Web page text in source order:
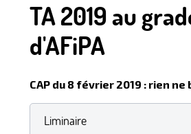
TA 2019 au
d'AFiPA
CAP du 8 février 2019 : rien ne
Liminaire